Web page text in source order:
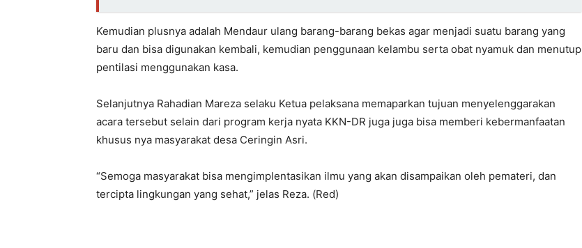
Kemudian plusnya adalah Mendaur ulang barang-barang bekas agar menjadi suatu barang yang
baru dan bisa digunakan kembali, kemudian penggunaan kelambu serta obat nyamuk dan menutup
pentilasi menggunakan kasa.
Selanjutnya Rahadian Mareza selaku Ketua pelaksana memaparkan tujuan menyelenggarakan
acara tersebut selain dari program kerja nyata KKN-DR juga juga bisa memberi kebermanfaatan
khusus nya masyarakat desa Ceringin Asri.
“Semoga masyarakat bisa mengimplentasikan ilmu yang akan disampaikan oleh pemateri, dan
tercipta lingkungan yang sehat,” jelas Reza. (Red)